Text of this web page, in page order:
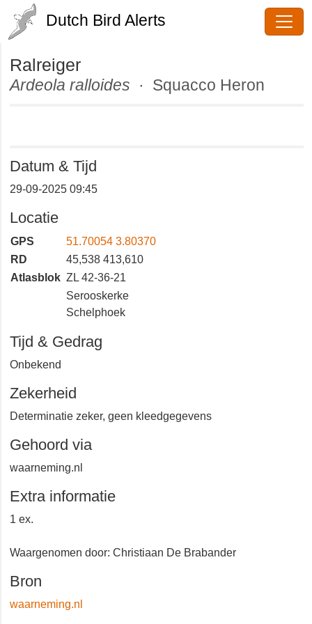
Dutch Bird Alerts
Ralreiger
Ardeola ralloides · Squacco Heron
Datum & Tijd
29-09-2025 09:45
Locatie
GPS
51.70054 3.80370
RD
45,538 413,610
Atlasblok ZL 42-36-21
Serooskerke
Schelphoek
Tijd & Gedrag
Onbekend
Zekerheid
Determinatie zeker, geen kleedgegevens
Gehoord via
waarneming.nl
Extra informatie
1 ex.
Waargenomen door: Christiaan De Brabander
Bron
waarneming.nl